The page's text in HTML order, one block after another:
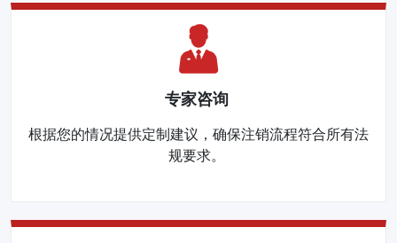
专家咨询
根据您的情况提供定制建议，确保注销流程符合所有法
规要求。